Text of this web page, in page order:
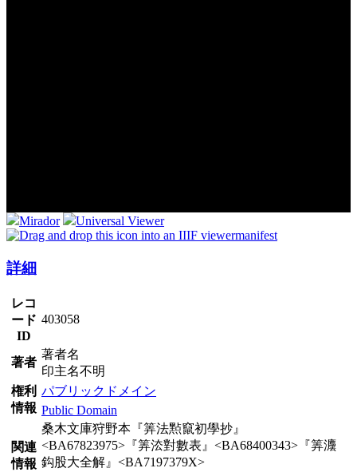
Mirador
Universal Viewer
manifest
詳細
レコ
ード
ID
403058
著者
著者名
印主名不明
権利
情報
パブリックドメイン
Public Domain
関連
情報
桑木文庫狩野本『筭法㸃竄初學抄』
<BA67823975>『筭㳒對數表』<BA68400343>『筭灋
鈎股大全解』<BA7197379X>